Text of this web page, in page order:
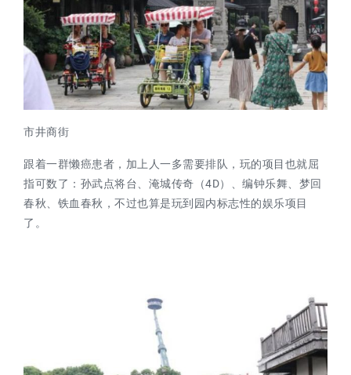
市井商街
跟着一群懒癌患者，加上人一多需要排队，玩的项目也就屈
指可数了：孙武点将台、淹城传奇（4D）、编钟乐舞、梦回
春秋、铁血春秋，不过也算是玩到园内标志性的娱乐项目
了。